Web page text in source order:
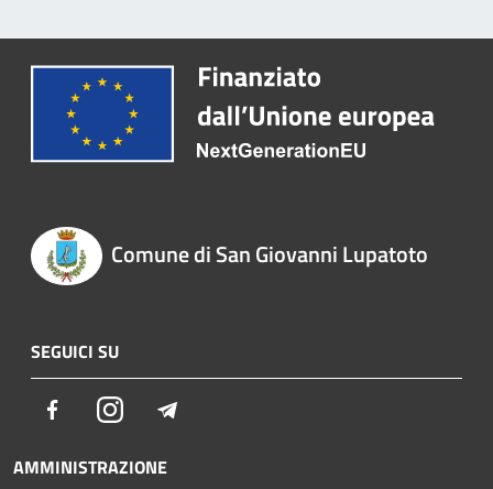
Comune di San Giovanni Lupatoto
SEGUICI SU
FacebookInstagram
AMMINISTRAZIONE